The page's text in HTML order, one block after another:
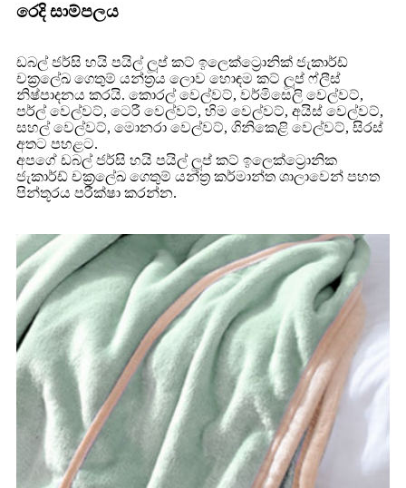
රෙදි සාම්පලය
ඩබල් ජර්සි හයි පයිල් ලූප් කට් ඉලෙක්ට්‍රොනික් ජැකාර්ඩ්
චක්‍රලේඛ ගෙතුම් යන්ත්‍රය ලොව හොඳම කට් ලූප් ෆ්ලීස්
නිෂ්පාදනය කරයි. කොරල් වෙල්වට්, වර්මිසෙලි වෙල්වට්,
පර්ල් වෙල්වට්, ටෙරී වෙල්වට්, හිම වෙල්වට්, අයිස් වෙල්වට්,
සහල් වෙල්වට්, මොනරා වෙල්වට්, ගිනිකෙළි වෙල්වට්, සිරස්
අතට පහළට.
අපගේ ඩබල් ජර්සි හයි පයිල් ලූප් කට් ඉලෙක්ට්‍රොනික
ජැකාර්ඩ් චක්‍රලේඛ ගෙතුම් යන්ත්‍ර කර්මාන්ත ශාලාවෙන් පහත
පින්තූරය පරීක්ෂා කරන්න.